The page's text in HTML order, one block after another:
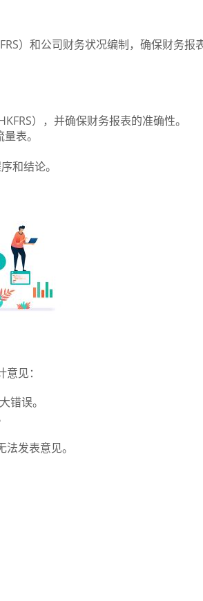
）和公司财务状况编制，确保财务报
），并确保财务报表的准确性。
表。
和结论。
见：
错误。
发表意见。